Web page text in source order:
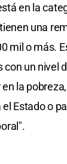
en la
una
mil o más.
un nivel
la
Estado o